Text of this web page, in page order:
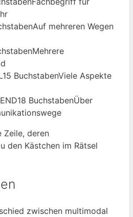
Auf mehreren Wegen
Mehrere
15 BuchstabenViele Aspekte
18 BuchstabenÜber
Zeile, deren
den Kästchen im Rätsel
zwischen multimodal